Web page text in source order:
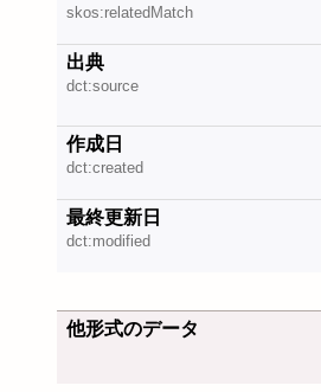
skos:relatedMatch
出典
dct:source
作成日
dct:created
最終更新日
dct:modified
他形式のデータ